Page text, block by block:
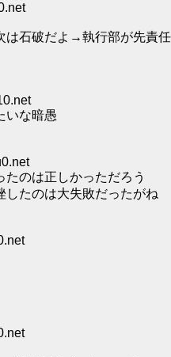
は石破だよ→執行部が先責任
いな暗愚
のは正しかっただろう
したのは大失敗だったがね